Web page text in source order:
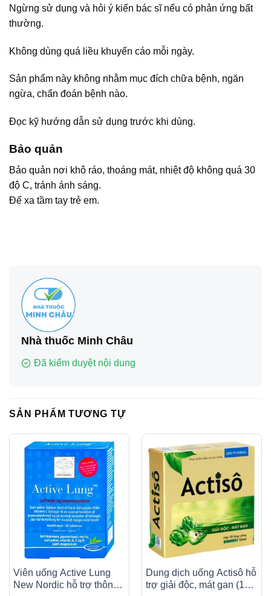
Ngừng sử dụng và hỏi ý kiến bác sĩ nếu có phản ứng bất
thường.
Không dùng quá liều khuyến cáo mỗi ngày.
Sản phẩm này không nhằm mục đích chữa bệnh, ngăn
ngừa, chẩn đoán bệnh nào.
Đọc kỹ hướng dẫn sử dụng trước khi dùng.
Bảo quản
Bảo quản nơi khô ráo, thoáng mát, nhiệt độ không quá 30
độ C, tránh ánh sáng.
Để xa tầm tay trẻ em.
Nhà thuốc Minh Châu
Đã kiểm duyệt nội dung
SẢN PHẨM TƯƠNG TỰ
Viên uống Active Lung
New Nordic hỗ trợ thông
Dung dịch uống Actisô hỗ
trợ giải độc, mát gan (10